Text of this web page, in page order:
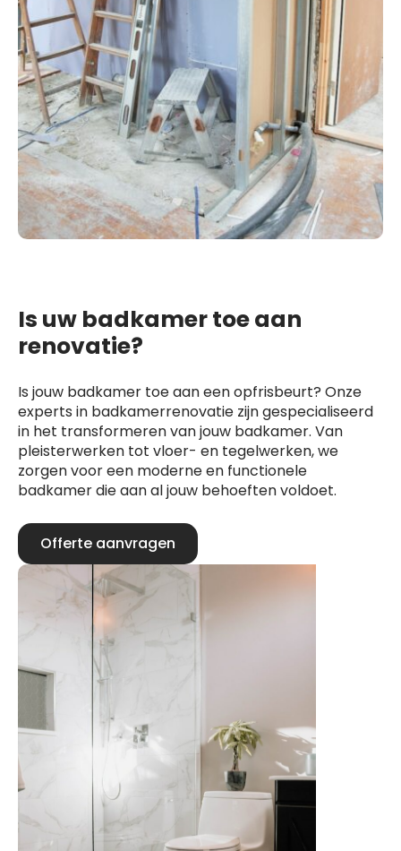
Is uw badkamer toe aan
renovatie?
Is jouw badkamer toe aan een opfrisbeurt? Onze
experts in badkamerrenovatie zijn gespecialiseerd
in het transformeren van jouw badkamer. Van
pleisterwerken tot vloer- en tegelwerken, we
zorgen voor een moderne en functionele
badkamer die aan al jouw behoeften voldoet.
Offerte aanvragen